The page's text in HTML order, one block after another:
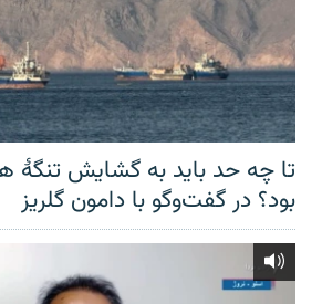
تا چه حد باید به گشایش تنگهٔ
بود؟ در گفت‌وگو با دامون گلریز